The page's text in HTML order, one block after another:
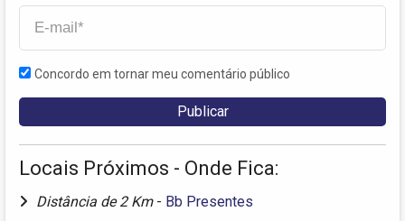
Concordo em tornar meu comentário público
Locais Próximos - Onde Fica:
Distância de 2 Km - Bb Presentes